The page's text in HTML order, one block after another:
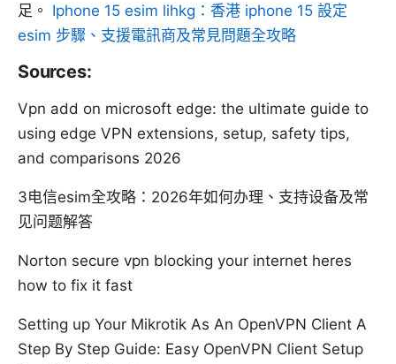
足。 Iphone 15 esim lihkg：香港 iphone 15 設定
esim 步驟、支援電訊商及常見問題全攻略
Sources:
Vpn add on microsoft edge: the ultimate guide to
using edge VPN extensions, setup, safety tips,
and comparisons 2026
3电信esim全攻略：2026年如何办理、支持设备及常
见问题解答
Norton secure vpn blocking your internet heres
how to fix it fast
Setting up Your Mikrotik As An OpenVPN Client A
Step By Step Guide: Easy OpenVPN Client Setup